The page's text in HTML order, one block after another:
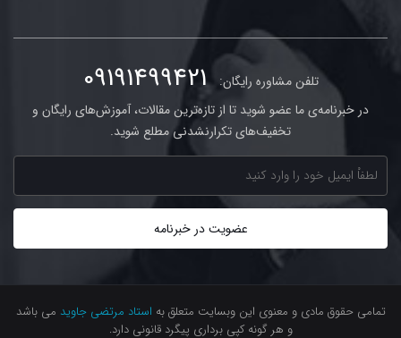
تلفن مشاوره رایگان: 09191499421
در خبرنامه‌ی ما عضو شوید تا از تازه‌ترین مقالات، آموزش‌های رایگان و
تخفیف‌های تکرارنشدنی مطلع شوید.
تمامی حقوق مادی و معنوی این وبسایت متعلق به استاد مرتضی جاوید می باشد
و هر گونه کپی برداری پیگرد قانونی دارد.